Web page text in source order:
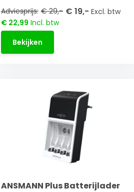
Adviesprijs: € 29,- € 19,- Excl. btw
€ 22,99 Incl. btw
Bekijken
ANSMANN Plus Batterijlader